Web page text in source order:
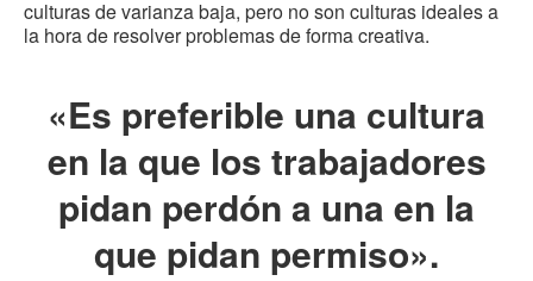
culturas de varianza baja, pero no son culturas ideales a
la hora de resolver problemas de forma creativa.
«Es preferible una cultura
en la que los trabajadores
pidan perdón a una en la
que pidan permiso».